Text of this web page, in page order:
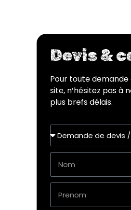
Devis &
Pour toute
site, n’hésitez pas à
plus brefs délais.